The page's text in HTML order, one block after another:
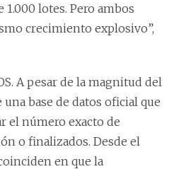
lotes. Pero ambos
crecimiento explosivo”,
A pesar de la magnitud del
base de datos oficial que
el número exacto de
o finalizados. Desde el
en que la